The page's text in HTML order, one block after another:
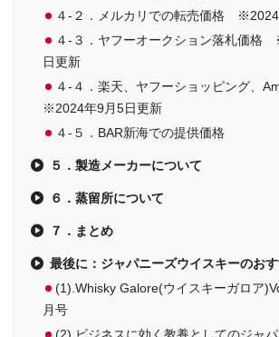
４-２．メルカリでの転売価格
４-３．ヤフーオークション落札価格
日更新
４-４．楽天、ヤフーショッピング、
※2024年9月5日更新
４-５．BAR新海での提供価格
５．製造メーカーについて
６．蒸留所について
７．まとめ
最後に：ジャパニーズウイスキーのお
(1).Whisky Galore(ウイスキーガロア
月号